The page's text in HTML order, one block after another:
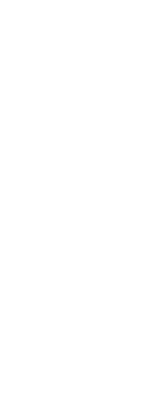
to some degree the
of the conflict
in Saigon, even in
Highlands, in each
in a foreign country
within the usa of America.